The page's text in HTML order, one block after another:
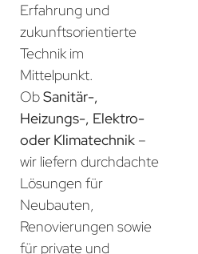
Erfahrung und
zukunftsorientierte
Technik im
Mittelpunkt.
ObSanitär-,
Heizungs-, Elektro-
oder Klimatechnik –
wir liefern durchdachte
Lösungen für
Neubauten,
Renovierungen sowie
für private und